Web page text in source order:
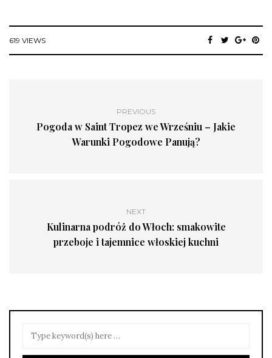
619 VIEWS
PREVIOUS
Pogoda w Saint Tropez we Wrześniu – Jakie
Warunki Pogodowe Panują?
NEXT
Kulinarna podróż do Włoch: smakowite
przeboje i tajemnice włoskiej kuchni